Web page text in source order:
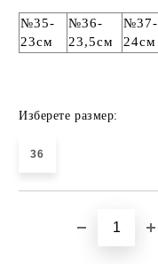
№35-
23см
№36-
23,5см
№37-
24см
Изберете размер:
36